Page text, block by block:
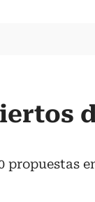
propuestas